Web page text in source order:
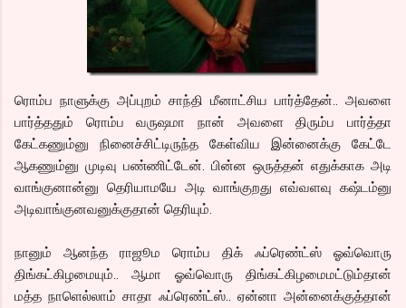
ரொம்ப நாளுக்கு அப்புறம் சாந்தி மீனாட்சிய பார்த்தேன்.. அவளை
பார்த்ததும் ரொம்ப வருஷமா நான் அவளை திரும்ப பார்த்தா
கேட்கணும்னு நினைச்சிட்டிருந்த கேள்விய இன்னைக்கு கேட்டே
ஆகணும்னு முடிவு பண்ணிட்டேன். பின்ன ஒருத்தன் எதுக்காக அடி
வாங்குனான்னு தெரியாமயே அடி வாங்குறது எவ்வளவு கஷ்டம்னு
அடிவாங்குனவனுக்குதான் தெரியும்.
நானும் ஆனந்த ராஜூம ரொம்ப திக் ஃப்ரெண்ட்ஸ் ஓவ்வொரு
திங்கட்கிழமையும்.. ஆமா ஓவ்வொரு திங்கட்கிழமைமட்டும்தான்
மத்த நாளெல்லாம் சாதா ஃப்ரெண்ட்ஸ்.. ஏன்னா அன்னைக்குத்தான்